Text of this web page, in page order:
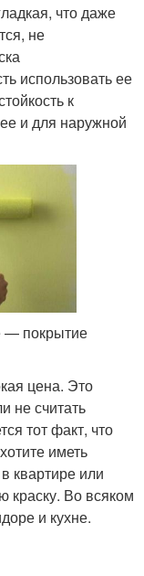
что даже
не
использовать ее
к
и для наружной
— покрытие
цена. Это
не считать
тот факт, что
иметь
квартире или
краску. Во всяком
и кухне.